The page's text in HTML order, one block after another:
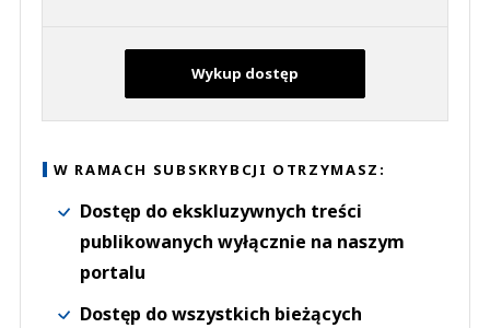
Wykup dostęp
W RAMACH SUBSKRYBCJI OTRZYMASZ:
Dostęp do ekskluzywnych treści
publikowanych wyłącznie na naszym
portalu
Dostęp do wszystkich bieżących